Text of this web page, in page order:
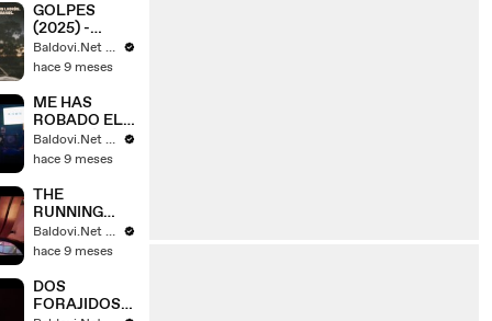
GOLPES
(2025) -
Tráiler
Español [HD]
Baldovi.Net - Tráilers y spots en español
hace 9 meses
ME HAS
ROBADO EL
CORAZÓN
(2025) -
Español [HD]
🎞️🇪🇸
Baldovi.Net - Tráilers y spots en español
hace 9 meses
THE
RUNNING
MAN (2025) -
Tráiler #2
🎞️🇪🇸
Baldovi.Net - Tráilers y spots en español
hace 9 meses
DOS
FORAJIDOS